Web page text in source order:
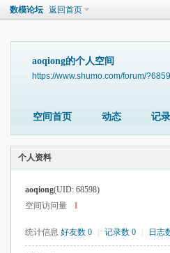
数模论坛 返回首页
aoqiong的个人空间
https://www.shumo.com/forum/
空间首页 动态 记录
个人资料
aoqiong(UID: 68598)
空间访问量
1
统计信息 好友数 0 记录数 0 日志